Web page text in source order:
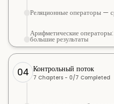
Реляционные операторы —
Арифметические
большие результаты
04 Контрольный поток
7 Chapters - 0/7 Completed